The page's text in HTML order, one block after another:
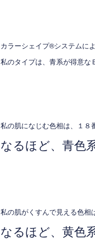
カラーシェイプ®システムに
私のタイプは、青系が得意な
私の肌になじむ色相は、１８
なるほど、青色
私の肌がくすんで見える色相
なるほど、黄色